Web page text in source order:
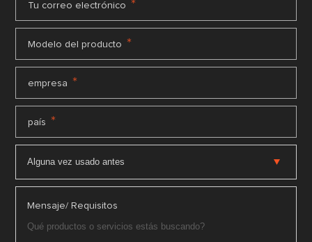
Tu correo electrónico *
Modelo del producto *
empresa *
país *
Mensaje/ Requisitos